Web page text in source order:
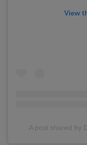
View
A post shared by